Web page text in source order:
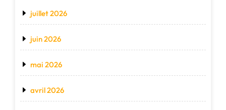
juillet 2026
juin 2026
mai 2026
avril 2026